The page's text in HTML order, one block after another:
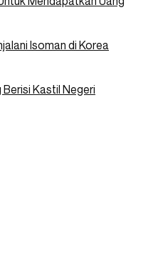
Isoman di Korea
Kastil Negeri